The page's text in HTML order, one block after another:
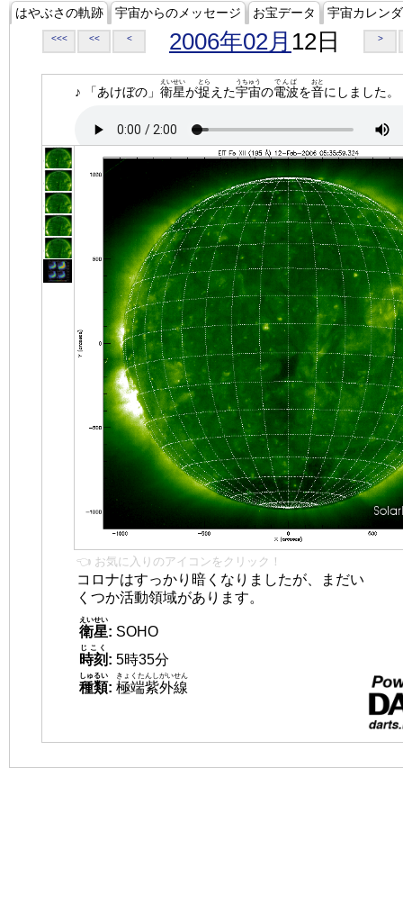
はやぶさの軌跡 宇宙からのメッセージ お宝データ 宇宙カレン
<<< << < 2006年02月 12日 >
♪ 「あけぼの」 衛星
えいせい
が捉
とら
えた宇宙
うちゅう
の電波
でんぱ
を音
おと
にしました。
👈 お気に入りのアイコンをクリック！
コロナはすっかり暗くなりましたが、まだい
くつか活動領域があります。
衛星
えいせい
: SOHO
時刻
じこく
: 5時35分
種類
しゅるい
: 極端紫外線
きょくたんしがいせん